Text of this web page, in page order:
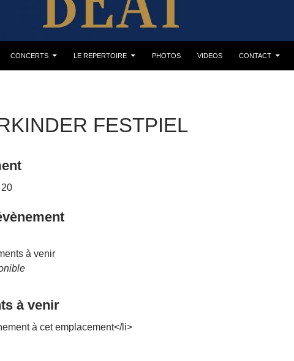
CONCERTS LE REPERTOIRE PHOTOS VIDEOS CONTACT
FESTPIEL
à venir
à venir
à cet emplacement</li>